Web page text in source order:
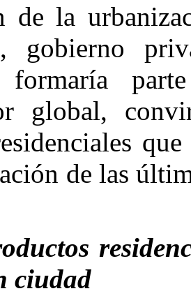
de la
gobierno
formaría
global,
de las
ciudad